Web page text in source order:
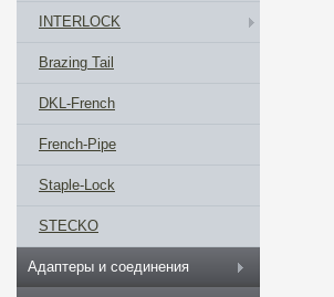
INTERLOCK
Brazing Tail
DKL-French
French-Pipe
Staple-Lock
STECKO
Адаптеры и соединения